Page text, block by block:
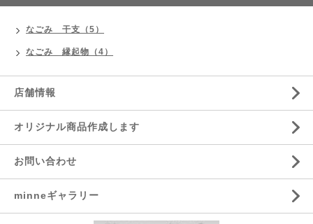
なごみ 干支（5）
なごみ 縁起物（4）
店舗情報
オリジナル商品作成します
お問い合わせ
minneギャラリー